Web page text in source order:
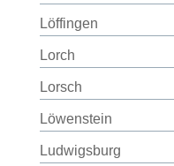
Löffingen
Lorch
Lorsch
Löwenstein
Ludwigsburg